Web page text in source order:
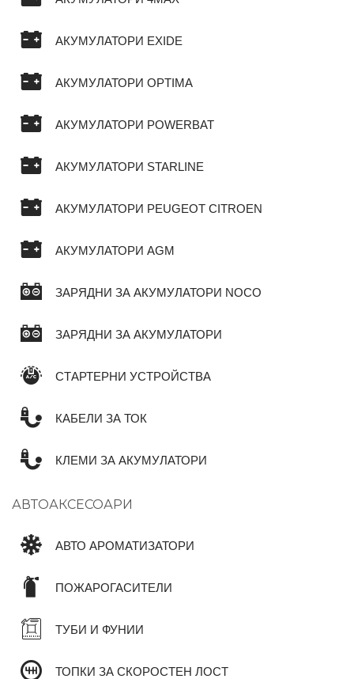
АКУМУЛАТОРИ EXIDE
АКУМУЛАТОРИ OPTIMA
АКУМУЛАТОРИ POWERBAT
АКУМУЛАТОРИ STARLINE
АКУМУЛАТОРИ PEUGEOT CITROEN
АКУМУЛАТОРИ AGM
ЗАРЯДНИ ЗА АКУМУЛАТОРИ NOCO
ЗАРЯДНИ ЗА АКУМУЛАТОРИ
СТАРТЕРНИ УСТРОЙСТВА
КАБЕЛИ ЗА ТОК
КЛЕМИ ЗА АКУМУЛАТОРИ
АВТОАКСЕСОАРИ
АВТО АРОМАТИЗАТОРИ
ПОЖАРОГАСИТЕЛИ
ТУБИ И ФУНИИ
ТОПКИ ЗА СКОРОСТЕН ЛОСТ